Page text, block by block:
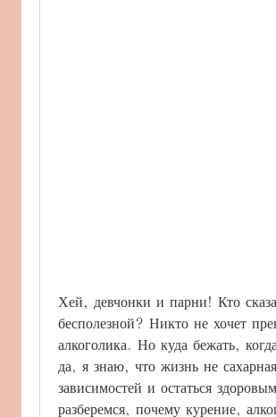
Хей, девчонки и парни! Кто
бесполезной? Никто не хочет
алкоголика. Но куда бежать,
да, я знаю, что жизнь не
зависимостей и остаться
разберемся, почему курение,